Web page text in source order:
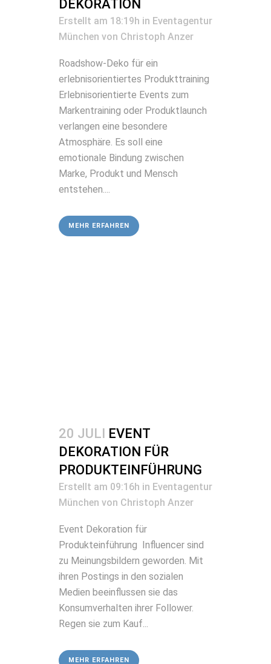
DEKORATION
Erstellt am 18:19h in Eventagentur
München von Christoph Anzer
Roadshow-Deko für ein
erlebnisorientiertes Produkttraining
Erlebnisorientierte Events zum
Markentraining oder Produktlaunch
verlangen eine besondere
Atmosphäre. Es soll eine
emotionale Bindung zwischen
Marke, Produkt und Mensch
entstehen....
MEHR ERFAHREN
20 JULI EVENT
DEKORATION FÜR
PRODUKTEINFÜHRUNG
Erstellt am 09:16h in Eventagentur
München von Christoph Anzer
Event Dekoration für
Produkteinführung Influencer sind
zu Meinungsbildern geworden. Mit
ihren Postings in den sozialen
Medien beeinflussen sie das
Konsumverhalten ihrer Follower.
Regen sie zum Kauf...
MEHR ERFAHREN